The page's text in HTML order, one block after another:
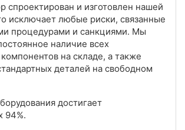
спроектирован и изготовлен нашей
исключает любые риски, связанные
процедурами и санкциями. Мы
наличие всех
на складе, а также
деталей на свободном
достигает
94%.